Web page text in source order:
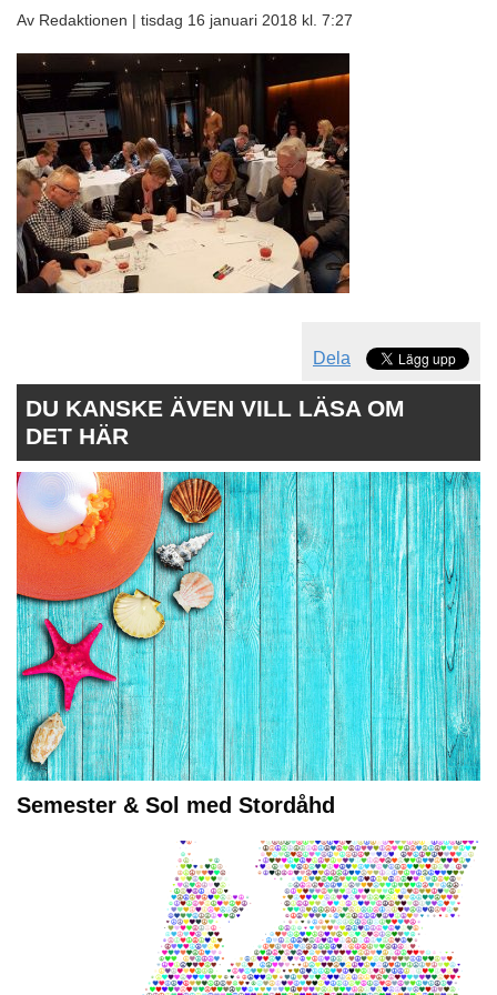
Av Redaktionen | tisdag 16 januari 2018 kl. 7:27
Dela
DU KANSKE ÄVEN VILL LÄSA OM
DET HÄR
Semester & Sol med Stordåhd